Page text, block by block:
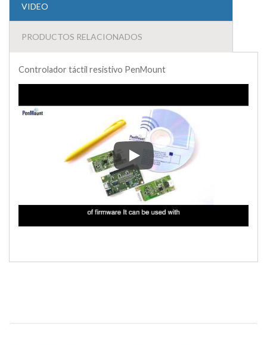
VIDEO
PRODUCTOS RELACIONADOS
Controlador táctil resistivo PenMount
Controlador táctil resistivo